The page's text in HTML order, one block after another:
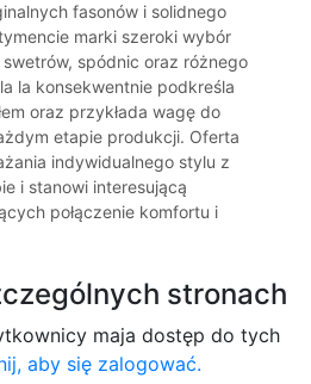
fasonów i solidnego
marki szeroki wybór
spódnic oraz różnego
la konsekwentnie podkreśla
oraz przykłada wagę do
etapie produkcji. Oferta
indywidualnego stylu z
i stanowi interesującą
połączenie komfortu i
stronach
maja dostęp do tych
aby się zalogować.